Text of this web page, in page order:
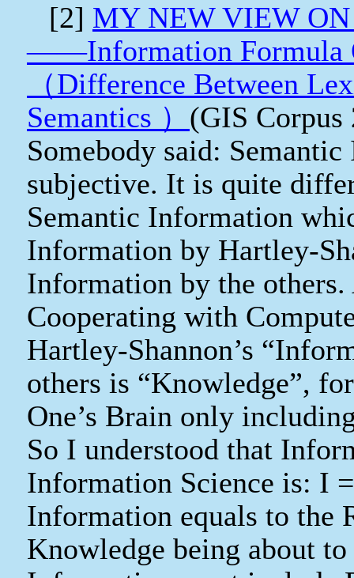
[2] MY NEW VIEW
——Information Formula
（Difference Between
Semantics ） (GIS Corpus
Somebody said:
subjective. It is quite
Semantic Information
Information by Hartley-
Information by the others.
Cooperating with
Hartley-Shannon’s
others is “Knowledge”,
One’s Brain only
So I understood that
Information Science is: I
Information equals to the
Knowledge being about